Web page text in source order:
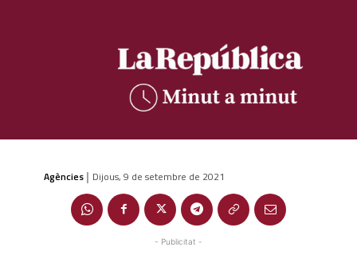
Agències | Dijous, 9 de setembre de 2021
- Publicitat -